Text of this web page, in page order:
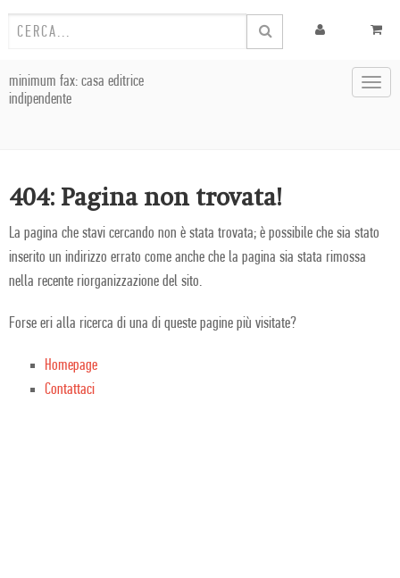
minimum fax: casa editrice
indipendente
404: Pagina non trovata!
La pagina che stavi cercando non è stata trovata; è possibile che sia stato
inserito un indirizzo errato come anche che la pagina sia stata rimossa
nella recente riorganizzazione del sito.
Forse eri alla ricerca di una di queste pagine più visitate?
Homepage
Contattaci